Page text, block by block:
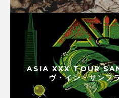
ASIA XXX TOUR
ヴ・イン・サンフ